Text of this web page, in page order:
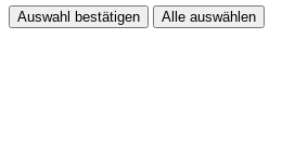
Auswahl bestätigen Alle auswählen